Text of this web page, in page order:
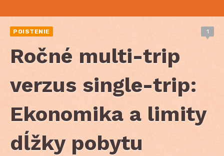
POISTENIE 1
Ročné multi-trip
verzus single-trip:
Ekonomika a limity
dĺžky pobytu